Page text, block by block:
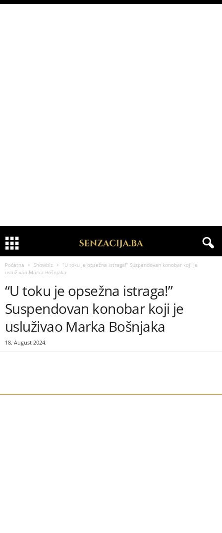
Početna Showbiz
“U toku je opsežna istraga!” Suspendovan konobar koji je
usluživao Marka Bošnjaka
“U toku je opsežna istraga!”
Suspendovan konobar koji je
usluživao Marka Bošnjaka
18. August 2024.